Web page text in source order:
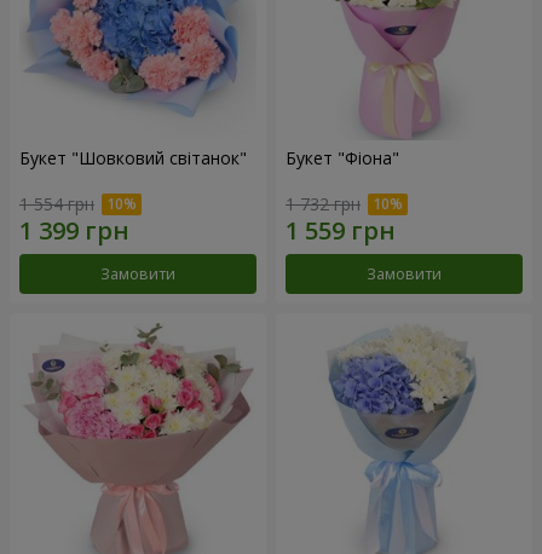
Букет "Шовковий світанок"
1 554 грн
Замовити
Букет "Фіона"
1 732 грн
Замовити